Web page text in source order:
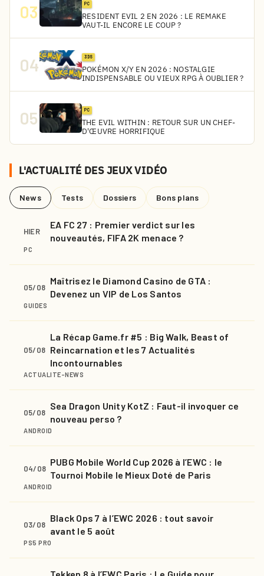
03 PC
RESIDENT EVIL 2 EN 2026 : LE REMAKE
VAUT-IL ENCORE LE COUP ?
04 3DS
POKÉMON X/Y EN 2026 : NOSTALGIE
INDISPENSABLE OU VIEUX RPG À OUBLIER ?
05 PC
THE EVIL WITHIN : RETOUR SUR UN CHEF-
D'ŒUVRE HORRIFIQUE
L'ACTUALITÉ DES JEUX VIDÉO
News Tests Dossiers Bons plans
HIER
EA FC 27 : Premier verdict sur les
nouveautés, FIFA 2K menace ?
PC
05/08
Maîtrisez le Diamond Casino de GTA :
Devenez un VIP de Los Santos
GUIDES
05/08
La Récap Game.fr #5 : Big Walk, Beast of
Reincarnation et les 7 Actualités
Incontournables
ACTUALITE-NEWS
05/08
Sea Dragon Unity KotZ : Faut-il invoquer ce
nouveau perso ?
ANDROID
04/08
PUBG Mobile World Cup 2026 à l’EWC : le
Tournoi Mobile le Mieux Doté de Paris
ANDROID
03/08
Black Ops 7 à l’EWC 2026 : tout savoir
avant le 5 août
PS5 PRO